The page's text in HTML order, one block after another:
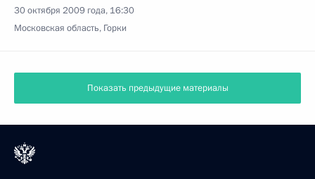
30 октября 2009 года, 16:30
Московская область, Горки
Показать предыдущие материалы